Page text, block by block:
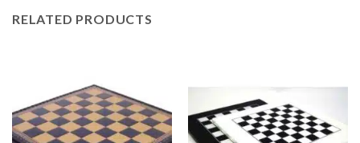
RELATED PRODUCTS